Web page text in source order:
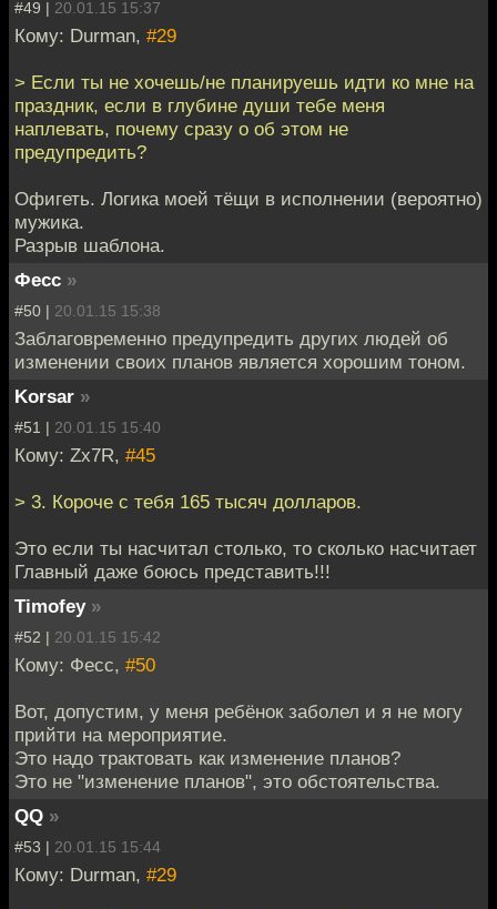
#49 | 20.01.15 15:37
Кому: Durman, #29
> Если ты не хочешь/не планируешь идти ко мне на
праздник, если в глубине души тебе меня
наплевать, почему сразу о об этом не
предупредить?
Офигеть. Логика моей тёщи в исполнении (вероятно)
мужика.
Разрыв шаблона.
Фесс »
#50 | 20.01.15 15:38
Заблаговременно предупредить других людей об
изменении своих планов является хорошим тоном.
Korsar »
#51 | 20.01.15 15:40
Кому: Zx7R, #45
> 3. Короче с тебя 165 тысяч долларов.
Это если ты насчитал столько, то сколько насчитает
Главный даже боюсь представить!!!
Timofey »
#52 | 20.01.15 15:42
Кому: Фесс, #50
Вот, допустим, у меня ребёнок заболел и я не могу
прийти на мероприятие.
Это надо трактовать как изменение планов?
Это не "изменение планов", это обстоятельства.
QQ »
#53 | 20.01.15 15:44
Кому: Durman, #29